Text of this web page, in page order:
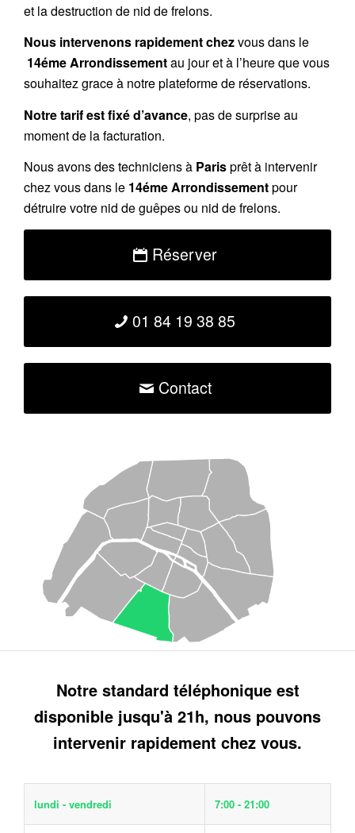
et la destruction de nid de frelons.
Nous intervenons rapidement chezvous dans le
14éme Arrondissementau jour et à l’heure que vous
souhaitez grace à notre plateforme de réservations.
Notre tarif est fixé d’avance, pas de surprise au
moment de la facturation.
Nous avons des techniciens à Parisprêt à intervenir
chez vous dans le 14éme Arrondissementpour
détruire votre nid de guêpes ou nid de frelons.
Réserver
01 84 19 38 85
Contact
Notre standard téléphonique est
disponible jusqu'à 21h, nous pouvons
intervenir rapidement chez vous.
lundi - vendredi 7:00 - 21:00